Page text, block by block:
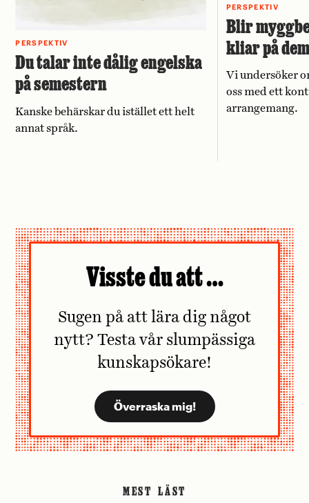
PERSPEKTIV
Du talar inte dålig engelska
på semestern
Kanske behärskar du istället ett helt
annat språk.
PERSPEKTIV
Blir
kliar på
Vi undersöker
oss med ett
arrangemang.
Visste du att …
Sugen på att lära dig något
nytt? Testa vår slumpässiga
kunskapsökare!
MEST LÄST